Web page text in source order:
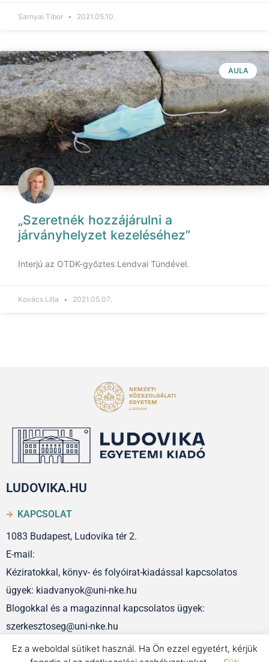
Sarnyai Tibor 2021.05.10.
AULA
„Szeretnék hozzájárulni a
járványhelyzet kezeléséhez”
Interjú az OTDK-győztes Lendvai Tündével.
Kovács Lilla 2021.05.07.
LUDOVIKA.HU
KAPCSOLAT
1083 Budapest, Ludovika tér 2.
E-mail:
Kéziratokkal, könyv- és folyóirat-kiadással kapcsolatos
ügyek: kiadvanyok@uni-nke.hu
Blogokkal és a magazinnal kapcsolatos ügyek:
szerkesztoseg@uni-nke.hu
Ez a weboldal sütiket használ. Ha Ön ezzel egyetért, kérjük